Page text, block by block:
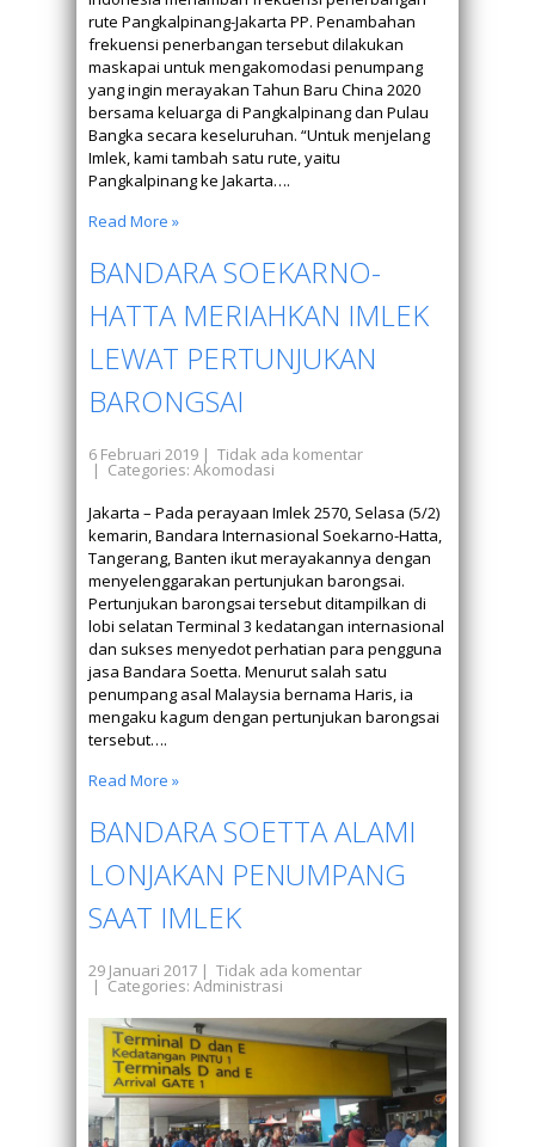
rute Pangkalpinang-Jakarta PP. Penambahan
frekuensi penerbangan tersebut dilakukan
maskapai untuk mengakomodasi penumpang
yang ingin merayakan Tahun Baru China 2020
bersama keluarga di Pangkalpinang dan Pulau
Bangka secara keseluruhan. “Untuk menjelang
Imlek, kami tambah satu rute, yaitu
Pangkalpinang ke Jakarta….
Read More »
BANDARA SOEKARNO-
HATTA MERIAHKAN IMLEK
LEWAT PERTUNJUKAN
BARONGSAI
6 Februari 2019 | Tidak ada komentar
| Categories: Akomodasi
Jakarta – Pada perayaan Imlek 2570, Selasa (5/2)
kemarin, Bandara Internasional Soekarno-Hatta,
Tangerang, Banten ikut merayakannya dengan
menyelenggarakan pertunjukan barongsai.
Pertunjukan barongsai tersebut ditampilkan di
lobi selatan Terminal 3 kedatangan internasional
dan sukses menyedot perhatian para pengguna
jasa Bandara Soetta. Menurut salah satu
penumpang asal Malaysia bernama Haris, ia
mengaku kagum dengan pertunjukan barongsai
tersebut….
Read More »
BANDARA SOETTA ALAMI
LONJAKAN PENUMPANG
SAAT IMLEK
29 Januari 2017 | Tidak ada komentar
| Categories: Administrasi